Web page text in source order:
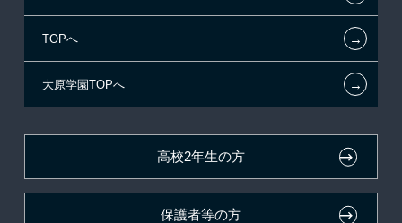
新聞奨学生
試験による特待生制度
取得資格による特待生制度
特別推薦入学
推薦入学
生徒会活動推薦入学
自己推薦入学
施設・研修所
学生寮・マンションのご案内
大原学園グループ案内
在校生へのお知らせ
各種証明書の発行ご希望の方
採用ご担当の方
TOPへ ←
大原学園TOPへ ←
高校2年生の方
保護者等の方